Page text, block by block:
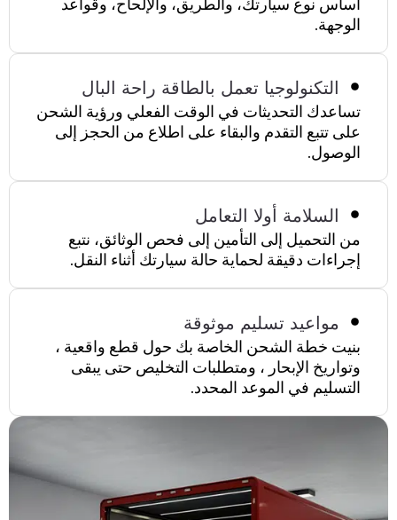
أساس نوع سيارتك، والطريق، والإلحاح، وقواعد
الوجهة.
التكنولوجيا تعمل بالطاقة راحة البال
تساعدك التحديثات في الوقت الفعلي ورؤية الشحن
على تتبع التقدم والبقاء على اطلاع من الحجز إلى
الوصول.
السلامة أولا التعامل
من التحميل إلى التأمين إلى فحص الوثائق، نتبع
إجراءات دقيقة لحماية حالة سيارتك أثناء النقل.
مواعيد تسليم موثوقة
بنيت خطة الشحن الخاصة بك حول قطع واقعية ،
وتواريخ الإبحار ، ومتطلبات التخليص حتى يبقى
التسليم في الموعد المحدد.